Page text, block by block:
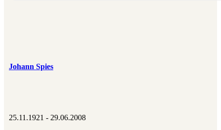
Johann Spies
25.11.1921 - 29.06.2008